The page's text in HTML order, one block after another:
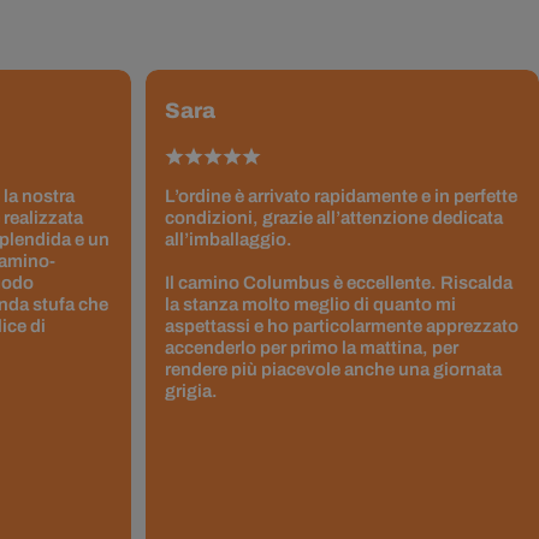
nostra
realizzata
e un
stufa che
di
Sara
L’ordine è arrivato rapidamente e in perfette
condizioni, grazie all’attenzione dedicata
all’imballaggio.
Il camino Columbus è eccellente. Riscalda
la stanza molto meglio di quanto mi
aspettassi e ho particolarmente apprezzato
accenderlo per primo la mattina, per
rendere più piacevole anche una giornata
grigia.